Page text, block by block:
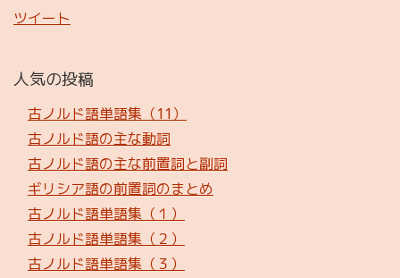
ツイート
人気の投稿
古ノルド語単語集（11）
古ノルド語の主な動詞
古ノルド語の主な前置詞と副詞
ギリシア語の前置詞のまとめ
古ノルド語単語集（１）
古ノルド語単語集（２）
古ノルド語単語集（３）